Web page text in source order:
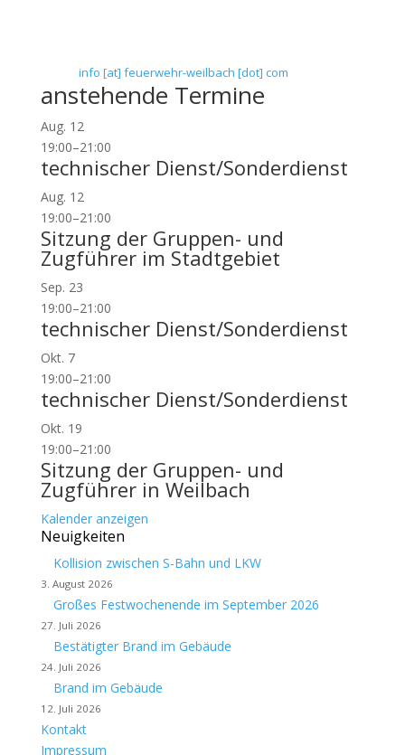
info [at] feuerwehr-weilbach [dot] com
anstehende Termine
Aug. 12
19:00–21:00
technischer Dienst/Sonderdienst
Aug. 12
19:00–21:00
Sitzung der Gruppen- und
Zugführer im Stadtgebiet
Sep. 23
19:00–21:00
technischer Dienst/Sonderdienst
Okt. 7
19:00–21:00
technischer Dienst/Sonderdienst
Okt. 19
19:00–21:00
Sitzung der Gruppen- und
Zugführer in Weilbach
Kalender anzeigen
Neuigkeiten
Kollision zwischen S-Bahn und LKW
3. August 2026
Großes Festwochenende im September 2026
27. Juli 2026
Bestätigter Brand im Gebäude
24. Juli 2026
Brand im Gebäude
12. Juli 2026
Kontakt
Impressum